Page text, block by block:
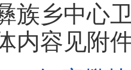
族乡中心
内容见附